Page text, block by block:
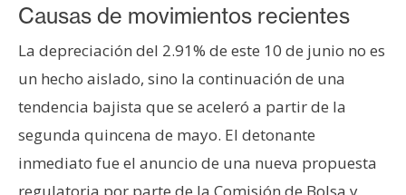
Causas de movimientos recientes
La depreciación del 2.91% de este 10 de junio no es
un hecho aislado, sino la continuación de una
tendencia bajista que se aceleró a partir de la
segunda quincena de mayo. El detonante
inmediato fue el anuncio de una nueva propuesta